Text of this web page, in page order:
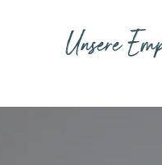
Unsere